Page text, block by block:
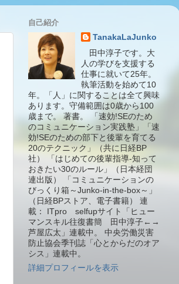
自己紹介
TanakaLaJunko
田中淳子です。大
人の学びを支援する
仕事に就いて25年。
執筆活動を始めて10
年。「人」に関することは全て興味
あります。守備範囲は0歳から100
歳まで。 著書。 「速効!SEのため
のコミュニケーション実践塾」「速
効!SEのための部下と後輩を育てる
20のテクニック」（共に日経BP
社） 「はじめての後輩指導-知って
おきたい30のルール」（日本経団
連出版） 「コミュニケーションの
びっくり箱～Junko-in-the-box～」
（日経BPストア、電子書籍） 連
載： ITpro selfupサイト「ヒュー
マンスキル往復書簡 田中淳子←→
芦屋広太」連載中。 中央労働災害
防止協会季刊誌「心とからだのオア
シス」連載中。
詳細プロフィールを表示